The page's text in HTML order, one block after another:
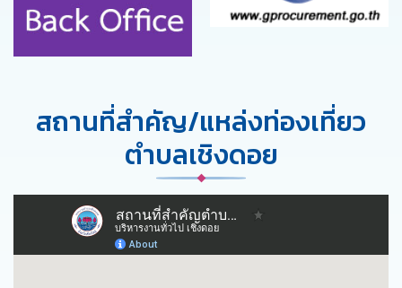
สถานที่สำคัญ/แหล่งท่องเที่ยว
ตำบลเชิงดอย